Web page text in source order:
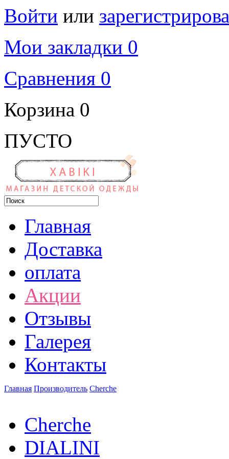
Войти или
Мои закладки 0
Сравнения 0
Корзина 0
ПУСТО
Главная
Доставка
оплата
Акции
Отзывы
Галерея
Контакты
Главная Производитель Cherche
Cherche
DIALINI